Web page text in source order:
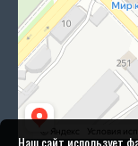
Наш сайт использует